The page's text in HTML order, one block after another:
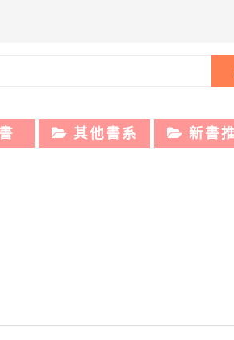
其他書系 新書